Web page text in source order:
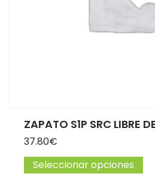
ZAPATO S1P SRC LIBRE
37.80€
Seleccionar opciones